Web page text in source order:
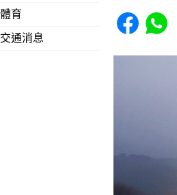
體育
交通消息
Share toShare